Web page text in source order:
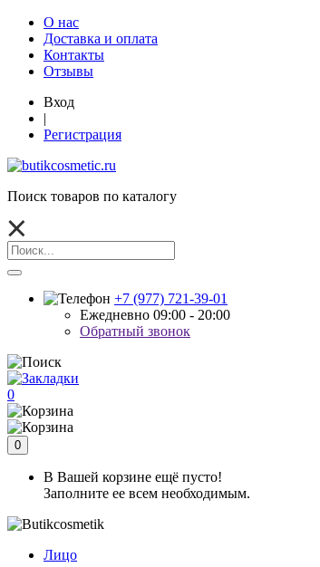
О нас
Доставка и оплата
Контакты
Отзывы
Вход
|
Регистрация
Поиск товаров по каталогу
+7 (977) 721-39-01
Ежедневно 09:00 - 20:00
Обратный звонок
0
0
В Вашей корзине ещё пусто!
Заполните ее всем необходимым.
Лицо